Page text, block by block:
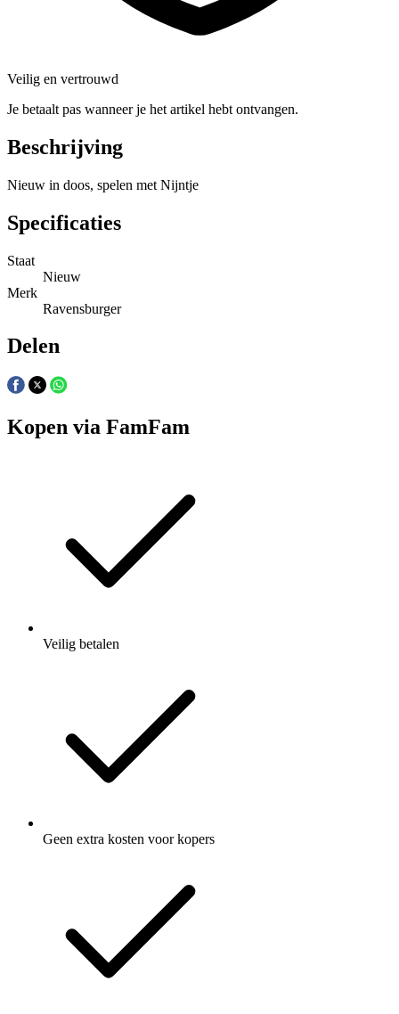
Veilig en vertrouwd
Je betaalt pas wanneer je het artikel hebt ontvangen.
Beschrijving
Nieuw in doos, spelen met Nijntje
Specificaties
Staat
Nieuw
Merk
Ravensburger
Delen
Kopen via FamFam
Veilig betalen
Geen extra kosten voor kopers